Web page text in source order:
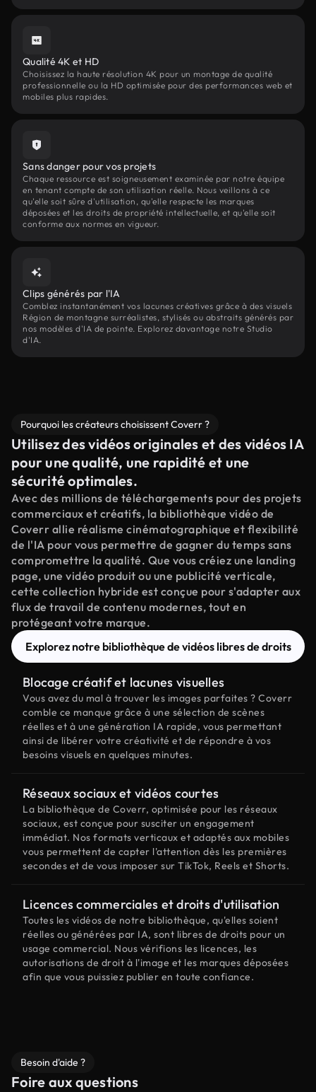
Qualité 4K et HD
Choisissez la haute résolution 4K pour un montage de qualité
professionnelle ou la HD optimisée pour des performances web et
mobiles plus rapides.
Sans danger pour vos projets
Chaque ressource est soigneusement examinée par notre équipe
en tenant compte de son utilisation réelle. Nous veillons à ce
qu'elle soit sûre d'utilisation, qu'elle respecte les marques
déposées et les droits de propriété intellectuelle, et qu'elle soit
conforme aux normes en vigueur.
Clips générés par l'IA
Comblez instantanément vos lacunes créatives grâce à des visuels
Région de montagne surréalistes, stylisés ou abstraits générés par
nos modèles d'IA de pointe. Explorez davantage notre Studio
d'IA.
Pourquoi les créateurs choisissent Coverr ?
Utilisez des vidéos originales et des vidéos IA
pour une qualité, une rapidité et une
sécurité optimales.
Avec des millions de téléchargements pour des projets
commerciaux et créatifs, la bibliothèque vidéo de
Coverr allie réalisme cinématographique et flexibilité
de l'IA pour vous permettre de gagner du temps sans
compromettre la qualité. Que vous créiez une landing
page, une vidéo produit ou une publicité verticale,
cette collection hybride est conçue pour s'adapter aux
flux de travail de contenu modernes, tout en
protégeant votre marque.
Explorez notre bibliothèque de vidéos libres de droits
Blocage créatif et lacunes visuelles
Vous avez du mal à trouver les images parfaites ? Coverr
comble ce manque grâce à une sélection de scènes
réelles et à une génération IA rapide, vous permettant
ainsi de libérer votre créativité et de répondre à vos
besoins visuels en quelques minutes.
Réseaux sociaux et vidéos courtes
La bibliothèque de Coverr, optimisée pour les réseaux
sociaux, est conçue pour susciter un engagement
immédiat. Nos formats verticaux et adaptés aux mobiles
vous permettent de capter l'attention dès les premières
secondes et de vous imposer sur TikTok, Reels et Shorts.
Licences commerciales et droits d'utilisation
Toutes les vidéos de notre bibliothèque, qu'elles soient
réelles ou générées par IA, sont libres de droits pour un
usage commercial. Nous vérifions les licences, les
autorisations de droit à l'image et les marques déposées
afin que vous puissiez publier en toute confiance.
Besoin d'aide ?
Foire aux questions